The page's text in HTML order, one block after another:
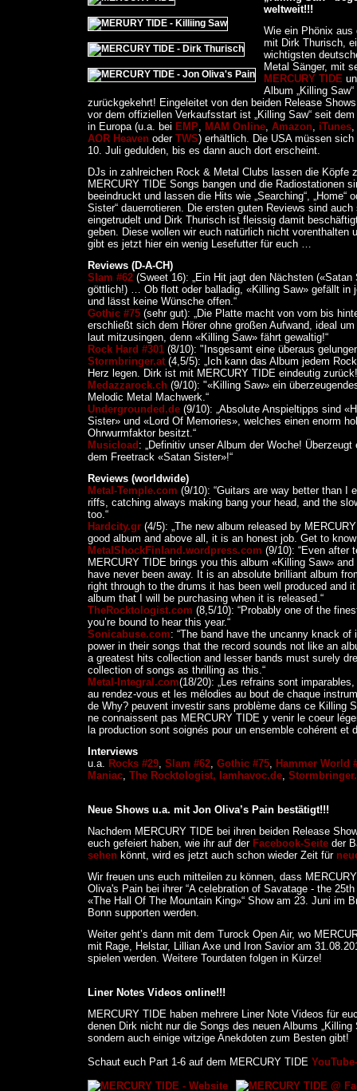
weltweit!!!
Wie ein Phönix aus
mit Dirk Thurisch,
wichtigsten
Metal Sänger, mit
MERCURY TIDE
Album „Killing
zurückgekehrt! Eingeleitet von den beiden Release
vor dem offiziellen Verkaufsstart ist „Killing Saw“ seit
in Europa (u.a. bei EMP, MAM Online, Amazon, iTunes,
AOR Heaven oder TWS) erhältlich. Die USA müssen
10. Juli gedulden, bis es dann auch dort erscheint.
DJs in zahlreichen Rock & Metal Clubs lassen die Köpfe
MERCURY TIDE Songs bangen und die Radiostationen
beeindruckt und lassen die Hits wie „Searching“, „Home“
Sister“ dauerrotieren. Die ersten guten Reviews sind auch
eingetrudelt und Dirk Thurisch ist fleissig damit
geben. Diese wollen wir euch natürlich nicht vorenthalten
gibt es jetzt hier ein wenig Lesefutter für euch …
Reviews (D-A-CH)
Slam #62 (Sweet 16): „Ein Hit jagt den Nächsten («Satan
göttlich!) … Ob flott oder balladig, «Killing Saw» gefällt in
und lässt keine Wünsche offen.“
Gothic #75 (sehr gut): „Die Platte macht von vorn bis
erschließt sich dem Hörer ohne großen Aufwand, ideal
laut mitzusingen, denn «Killing Saw» fährt gewaltig!“
Rock Hard #301 (8/10): "Insgesamt eine überaus
Stormbringer.at (4,5/5): „Ich kann das Album jedem
Herz legen. Dirk ist mit MERCURY TIDE eindeutig
Medazzarock.ch (9/10): "«Killing Saw» ein
Melodic Metal Machwerk.“
Undergrounded.de (9/10): „Absolute Anspieltipps sind
Sister» und «Lord Of Memories», welches einen enorm
Ohrwurmfaktor besitzt.“
Musicload : „Definitiv unser Album der Woche!
dem Freetrack «Satan Sister»!“
Reviews (worldwide)
Metal-Temple.com (9/10): “Guitars are way better than I
riffs, catching always making bang your head, and the
too.“
Hardcity.gr (4/5): „The new album released by
good album and above all, it is an honest job. Get to know
MetalShockFinland.wordpress.com (9/10): “Even after
MERCURY TIDE brings you this album «Killing Saw»
have never been away. It is an absolute brilliant album
right through to the drums it has been well produced and
album that I will be purchasing when it is released.“
TheRocktologist.com (8,5/10): “Probably one of the
you’re bound to hear this year.“
Sonicabuse.com: “The band have the uncanny knack of
power in their songs that the record sounds not like an
a greatest hits collection and lesser bands must surely
collection of songs as thrilling as this.“
Metal-Integral.com(18/20): „Les refrains sont
au rendez-vous et les mélodies au bout de chaque
de Why? peuvent investir sans problème dans ce Killing
ne connaissent pas MERCURY TIDE y venir le coeur
la production sont soignés pour un ensemble cohérent et
Interviews
u.a. Rocks #29, Slam #62, Gothic #75, Hammer World
Maniac, The Rocktologist, Iamhavoc.de,
Neue Shows u.a. mit Jon Oliva’s Pain bestätigt!!!
Nachdem MERCURY TIDE bei ihren beiden Release
euch gefeiert haben, wie ihr auf der Facebook-Seite der
sehen könnt, wird es jetzt auch schon wieder Zeit für
Wir freuen uns euch mitteilen zu können, dass
Oliva's Pain bei ihrer “A celebration of Savatage - the
«The Hall Of The Mountain King»“ Show am 23. Juni im
Bonn supporten werden.
Weiter geht’s dann mit dem Turock Open Air, wo
mit Rage, Helstar, Lillian Axe und Iron Savior am
spielen werden. Weitere Tourdaten folgen in Kürze!
Liner Notes Videos online!!!
MERCURY TIDE haben mehrere Liner Note Videos für
denen Dirk nicht nur die Songs des neuen Albums „Killing
sondern auch einige witzige Anekdoten zum Besten gibt!
Schaut euch Part 1-6 auf dem MERCURY TIDE